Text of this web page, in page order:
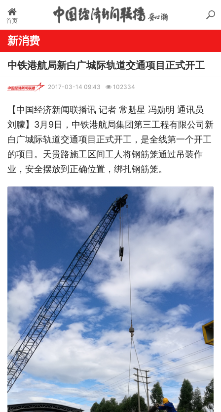
首页
新消费
中铁港航局新白广城际轨道交通项目正式开工
2017-03-14 09:43 102334
【中国经济新闻联播讯 记者 常魁星 冯勋明 通讯员
刘朦】3月9日，中铁港航局集团第三工程有限公司新
白广城际轨道交通项目正式开工，是全线第一个开工
的项目。天贵路施工区间工人将钢筋笼通过吊装作
业，安全摆放到正确位置，绑扎钢筋笼。